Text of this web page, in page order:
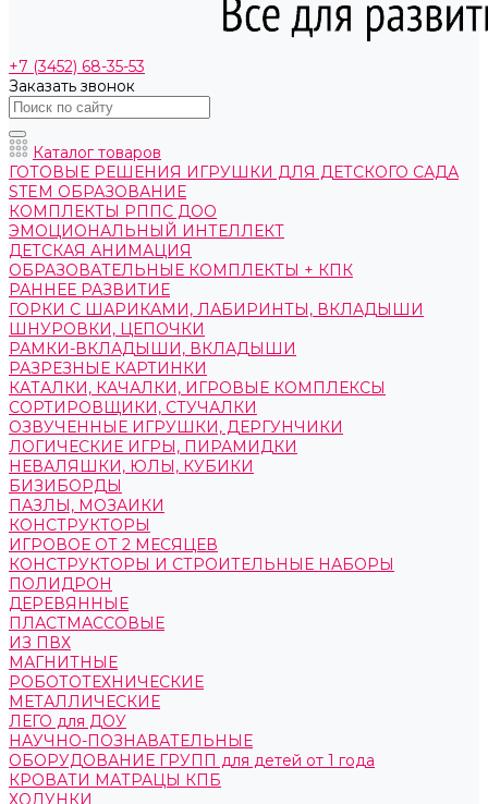
+7 (3452) 68-35-53
Заказать звонок
Каталог товаров
ГОТОВЫЕ РЕШЕНИЯ ИГРУШКИ ДЛЯ ДЕТСКОГО САДА
STEM ОБРАЗОВАНИЕ
КОМПЛЕКТЫ РППС ДОО
ЭМОЦИОНАЛЬНЫЙ ИНТЕЛЛЕКТ
ДЕТСКАЯ АНИМАЦИЯ
ОБРАЗОВАТЕЛЬНЫЕ КОМПЛЕКТЫ + КПК
РАННЕЕ РАЗВИТИЕ
ГОРКИ С ШАРИКАМИ, ЛАБИРИНТЫ, ВКЛАДЫШИ
ШНУРОВКИ, ЦЕПОЧКИ
РАМКИ-ВКЛАДЫШИ, ВКЛАДЫШИ
РАЗРЕЗНЫЕ КАРТИНКИ
КАТАЛКИ, КАЧАЛКИ, ИГРОВЫЕ КОМПЛЕКСЫ
СОРТИРОВЩИКИ, СТУЧАЛКИ
ОЗВУЧЕННЫЕ ИГРУШКИ, ДЕРГУНЧИКИ
ЛОГИЧЕСКИЕ ИГРЫ, ПИРАМИДКИ
НЕВАЛЯШКИ, ЮЛЫ, КУБИКИ
БИЗИБОРДЫ
ПАЗЛЫ, МОЗАИКИ
КОНСТРУКТОРЫ
ИГРОВОЕ ОТ 2 МЕСЯЦЕВ
КОНСТРУКТОРЫ И СТРОИТЕЛЬНЫЕ НАБОРЫ
ПОЛИДРОН
ДЕРЕВЯННЫЕ
ПЛАСТМАССОВЫЕ
ИЗ ПВХ
МАГНИТНЫЕ
РОБОТОТЕХНИЧЕСКИЕ
МЕТАЛЛИЧЕСКИЕ
ЛЕГО для ДОУ
НАУЧНО-ПОЗНАВАТЕЛЬНЫЕ
ОБОРУДОВАНИЕ ГРУПП для детей от 1 года
КРОВАТИ МАТРАЦЫ КПБ
ХОДУНКИ